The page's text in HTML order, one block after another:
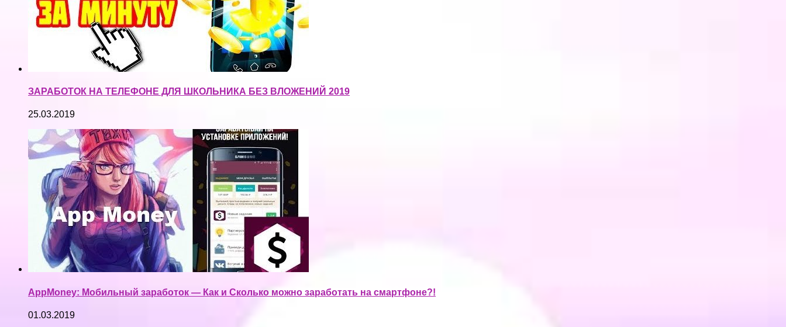
ЗАРАБОТОК НА ТЕЛЕФОНЕ ДЛЯ ШКОЛЬНИКА БЕЗ ВЛОЖЕНИЙ 2019
25.03.2019
AppMoney: Мобильный заработок — Как и Сколько можно заработать на смартфоне?!
01.03.2019